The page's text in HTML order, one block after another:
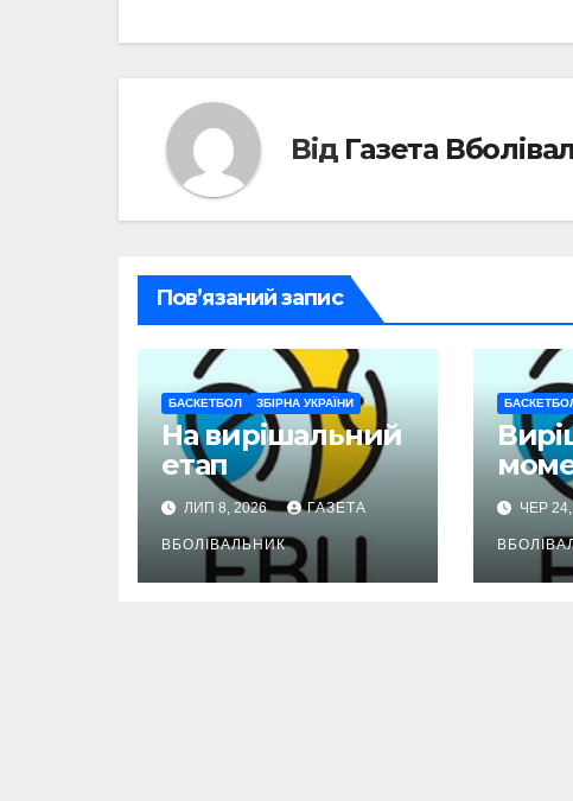
Від Газета
Пов’язаний запис
БАСКЕТБОЛ ЗБІРНА УКРАЇНИ
На вирішальний
етап
ЛИП 8, 2026 ГАЗЕТА
ВБОЛІВАЛЬНИК
ЧЕР